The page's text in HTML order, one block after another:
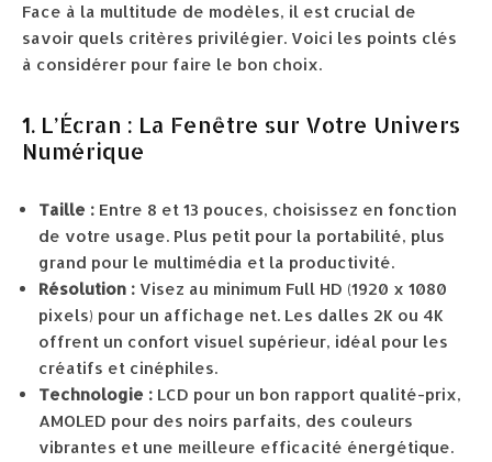
Face à la multitude de modèles, il est crucial de
savoir quels critères privilégier. Voici les points clés
à considérer pour faire le bon choix.
1. L’Écran : La Fenêtre sur Votre Univers
Numérique
Taille : Entre 8 et 13 pouces, choisissez en fonction
de votre usage. Plus petit pour la portabilité, plus
grand pour le multimédia et la productivité.
Résolution : Visez au minimum Full HD (1920 x 1080
pixels) pour un affichage net. Les dalles 2K ou 4K
offrent un confort visuel supérieur, idéal pour les
créatifs et cinéphiles.
Technologie : LCD pour un bon rapport qualité-prix,
AMOLED pour des noirs parfaits, des couleurs
vibrantes et une meilleure efficacité énergétique.